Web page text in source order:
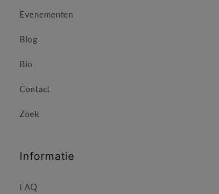
Evenementen
Blog
Bio
Contact
Zoek
Informatie
FAQ